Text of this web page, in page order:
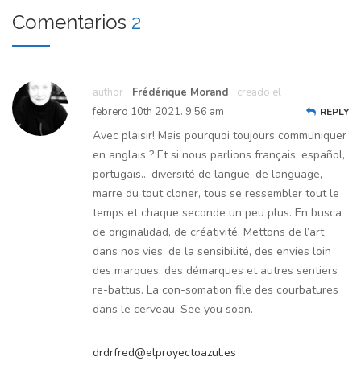
Comentarios 2
author Frédérique Morand
creado el
febrero 10th 2021. 9:56 am
REPLY
Avec plaisir! Mais pourquoi toujours communiquer
en anglais ? Et si nous parlions français, español,
portugais… diversité de langue, de language,
marre du tout cloner, tous se ressembler tout le
temps et chaque seconde un peu plus. En busca
de originalidad, de créativité. Mettons de l’art
dans nos vies, de la sensibilité, des envies loin
des marques, des démarques et autres sentiers
re-battus. La con-somation file des courbatures
dans le cerveau. See you soon.
drdrfred@elproyectoazul.es